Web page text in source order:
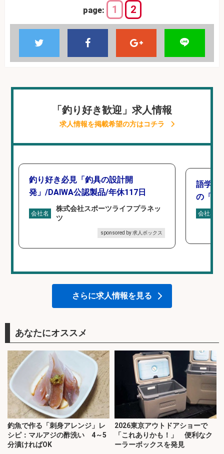
page: 1 2
「釣り好き歓迎」求人情報
求人情報を掲載希望の方はコチラ
釣り好き必見「釣具の設計開
発」/DAIWA公認製品/年休117日
会社名
株式会社スポーツライフプラネッ
ツ
sponsored by 求人ボックス
語学力
の「海
会社名
さらに求人情報を見る
あなたにオススメ
釣魚で作る「刺身アレンジ」レ
シピ：マルアジの酢洗い 4～5
分漬ければOK
2026東京アウトドアショーで
「これありかも！」 便利なク
ーラーボックスを発見